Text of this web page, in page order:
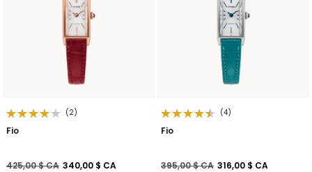
(2)
Fio
Prix réduit de
425,00 $ CAà340,00 $ CA
(4)
Fio
Prix réduit de
395,00 $ CAà316,00 $ CA